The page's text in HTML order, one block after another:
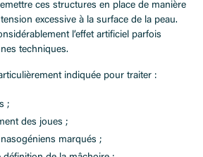
ces structures en place de manière
excessive à la surface de la peau.
l’effet artificiel parfois
techniques.
indiquée pour traiter :
;
des joues ;
marqués ;